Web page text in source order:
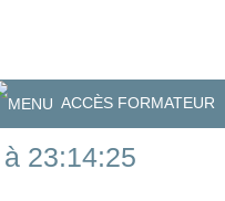
ACCÈS FORMATEUR
23:14:25